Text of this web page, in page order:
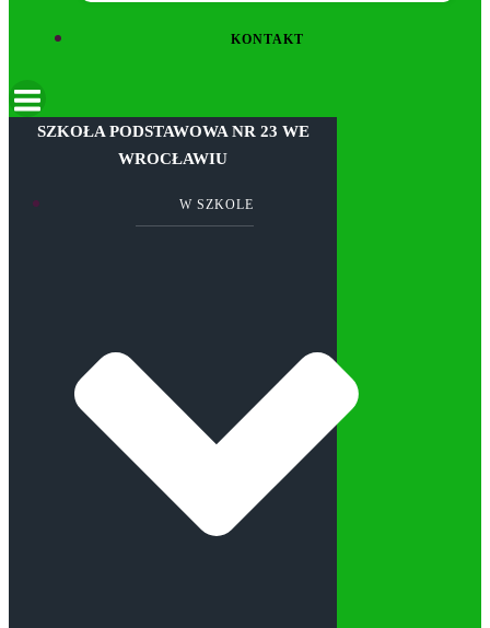
KONTAKT
SZKOŁA PODSTAWOWA NR 23 WE
WROCŁAWIU
W SZKOLE